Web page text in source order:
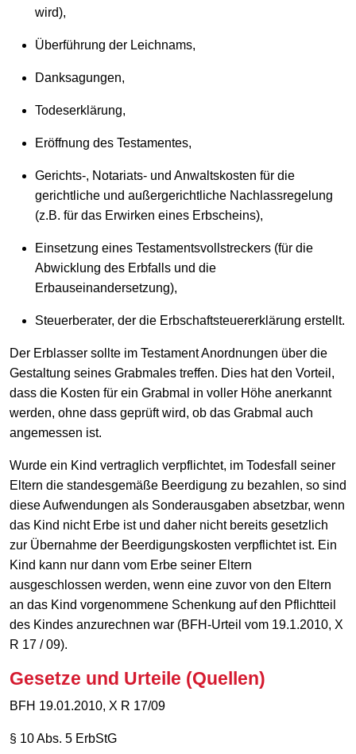
wird),
Überführung der Leichnams,
Danksagungen,
Todeserklärung,
Eröffnung des Testamentes,
Gerichts-, Notariats- und Anwaltskosten für die
gerichtliche und außergerichtliche Nachlassregelung
(z.B. für das Erwirken eines Erbscheins),
Einsetzung eines Testamentsvollstreckers (für die
Abwicklung des Erbfalls und die
Erbauseinandersetzung),
Steuerberater, der die Erbschaftsteuererklärung erstellt.
Der Erblasser sollte im Testament Anordnungen über die
Gestaltung seines Grabmales treffen. Dies hat den Vorteil,
dass die Kosten für ein Grabmal in voller Höhe anerkannt
werden, ohne dass geprüft wird, ob das Grabmal auch
angemessen ist.
Wurde ein Kind vertraglich verpflichtet, im Todesfall seiner
Eltern die standesgemäße Beerdigung zu bezahlen, so sind
diese Aufwendungen als Sonderausgaben absetzbar, wenn
das Kind nicht Erbe ist und daher nicht bereits gesetzlich
zur Übernahme der Beerdigungskosten verpflichtet ist. Ein
Kind kann nur dann vom Erbe seiner Eltern
ausgeschlossen werden, wenn eine zuvor von den Eltern
an das Kind vorgenommene Schenkung auf den Pflichtteil
des Kindes anzurechnen war (BFH-Urteil vom 19.1.2010, X
R 17 / 09).
Gesetze und Urteile (Quellen)
BFH 19.01.2010, X R 17/09
§ 10 Abs. 5 ErbStG